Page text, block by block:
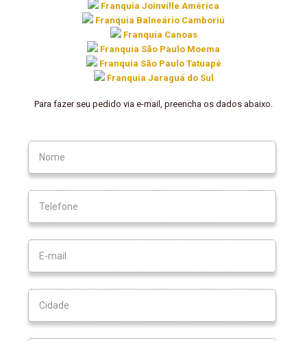
Franquia Joinville América
Franquia Balneário Camboriú
Franquia Canoas
Franquia São Paulo Moema
Franquia São Paulo Tatuapé
Franquia Jaraguá do Sul
Para fazer seu pedido via e-mail, preencha os dados abaixo.